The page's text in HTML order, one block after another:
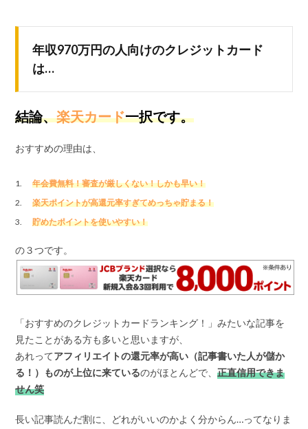
年収970万円の人向けのクレジットカード
は…
結論、楽天カード一択です。
おすすめの理由は、
年会費無料！審査が厳しくない！しかも早い！
楽天ポイントが高還元率すぎてめっちゃ貯まる！
貯めたポイントを使いやすい！
の３つです。
「おすすめのクレジットカードランキング！」みたいな記事を
見たことがある方も多いと思いますが、
あれってアフィリエイトの還元率が高い（記事書いた人が儲か
る！）ものが上位に来ているのがほとんどで、正直信用できま
せん笑
長い記事読んだ割に、どれがいいのかよく分からん…ってなりま